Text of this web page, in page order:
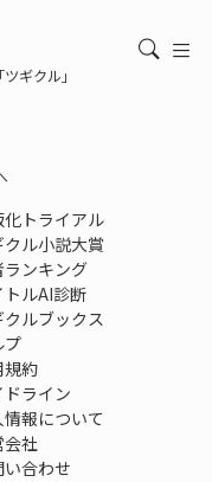
ギクル」
化トライアル
クル小説大賞
ランキング
トルAI診断
クルブックス
プ
規約
ドライン
報について
会社
い合わせ